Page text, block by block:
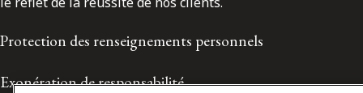
Protection des renseignements personnels
Exonération de responsabilité